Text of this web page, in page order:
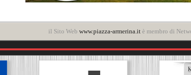
il Sito Web www.piazza-armerina.itè membro di